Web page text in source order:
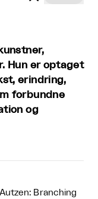
Hun er optaget
erindring,
forbundne
og
Branching